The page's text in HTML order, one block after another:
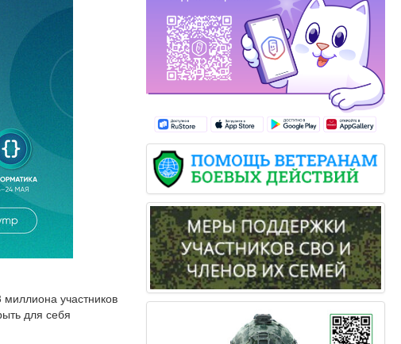
участников
для себя